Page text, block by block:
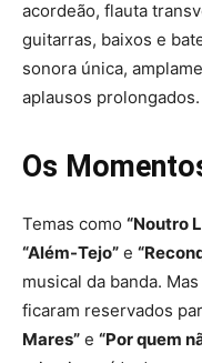
acordeão, flauta
guitarras, baixos e
sonora única,
aplausos prolongados.
Os
Temas como “Noutro
“Além-Tejo” e
musical da banda.
ficaram reservados
Mares” e “Por quem